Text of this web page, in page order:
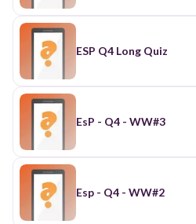
ESP Q4 Long Quiz
EsP - Q4 - WW#3
Esp - Q4 - WW#2